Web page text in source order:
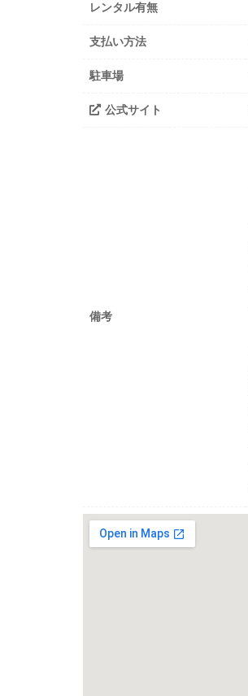
レンタル有無
支払い方法
駐車場
公式サイト
備考